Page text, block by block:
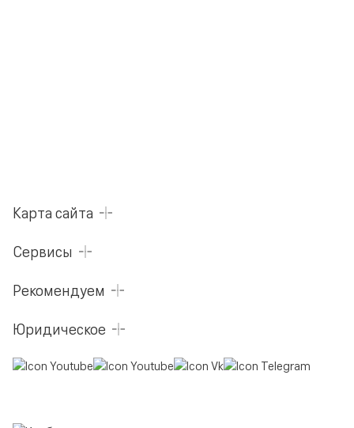
Карта сайта
Сервисы
Рекомендуем
Юридическое